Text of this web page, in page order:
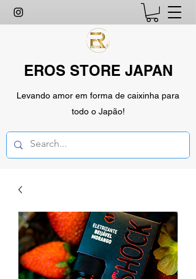
EROS STORE JAPAN
Levando amor em forma de caixinha para
todo o Japão!